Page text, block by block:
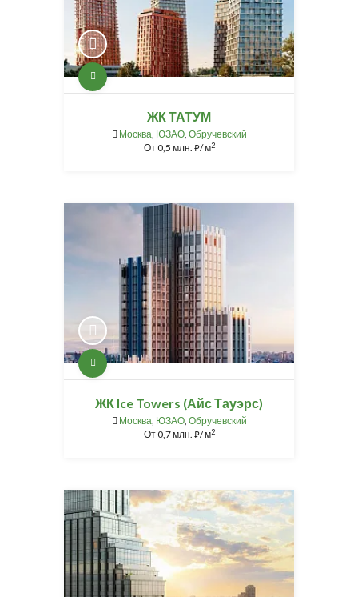
ЖК ТАТУМ
Москва, ЮЗАО, Обручевский
От0,5 млн. ⃏/ м2
ЖК Ice Towers (Айс Тауэрс)
Москва, ЮЗАО, Обручевский
От0,7 млн. ⃏/ м2